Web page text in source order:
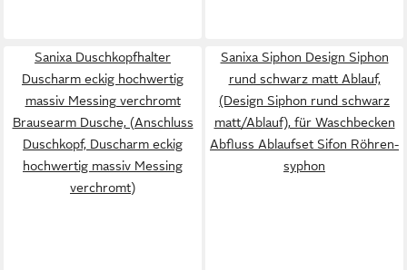
Sanixa Duschkopfhalter
Duscharm eckig hochwertig
massiv Messing verchromt
Brausearm Dusche, (Anschluss
Duschkopf, Duscharm eckig
hochwertig massiv Messing
verchromt)
Sanixa Siphon Design Siphon
rund schwarz matt Ablauf,
(Design Siphon rund schwarz
matt/Ablauf), für Waschbecken
Abfluss Ablaufset Sifon Röhren-
syphon